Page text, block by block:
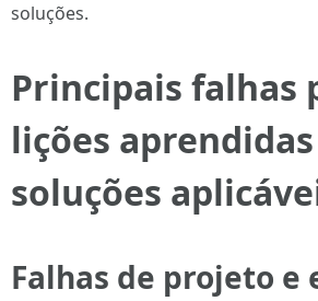
soluções.
Principais falhas
lições
soluções
Falhas de projeto e